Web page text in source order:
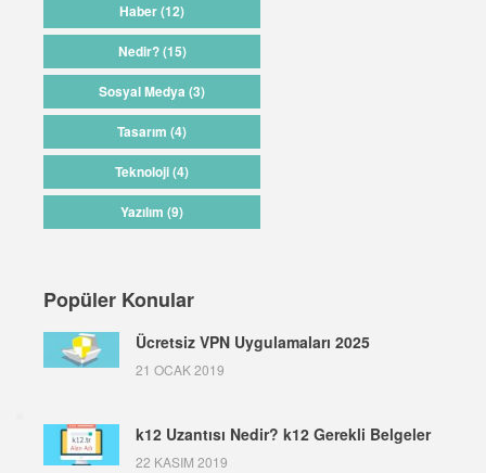
Haber (12)
Nedir? (15)
Sosyal Medya (3)
Tasarım (4)
Teknoloji (4)
Yazılım (9)
Popüler Konular
Ücretsiz VPN Uygulamaları 2025
21 OCAK 2019
k12 Uzantısı Nedir? k12 Gerekli Belgeler
22 KASIM 2019